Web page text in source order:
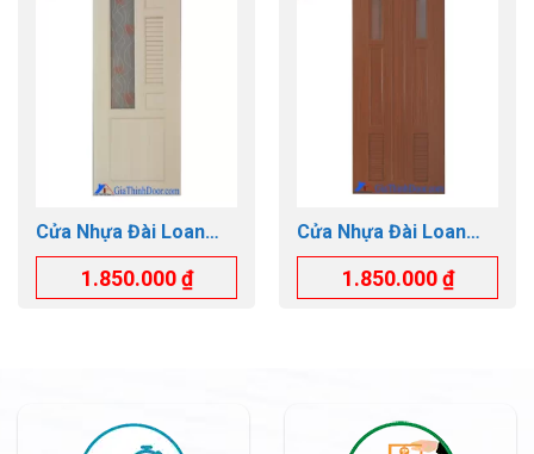
Cửa Nhựa Đài Loan
GTD.YG-12
1.850.000₫
Cửa Nhựa Đài Loan
GTD.YY-23
1.850.000₫